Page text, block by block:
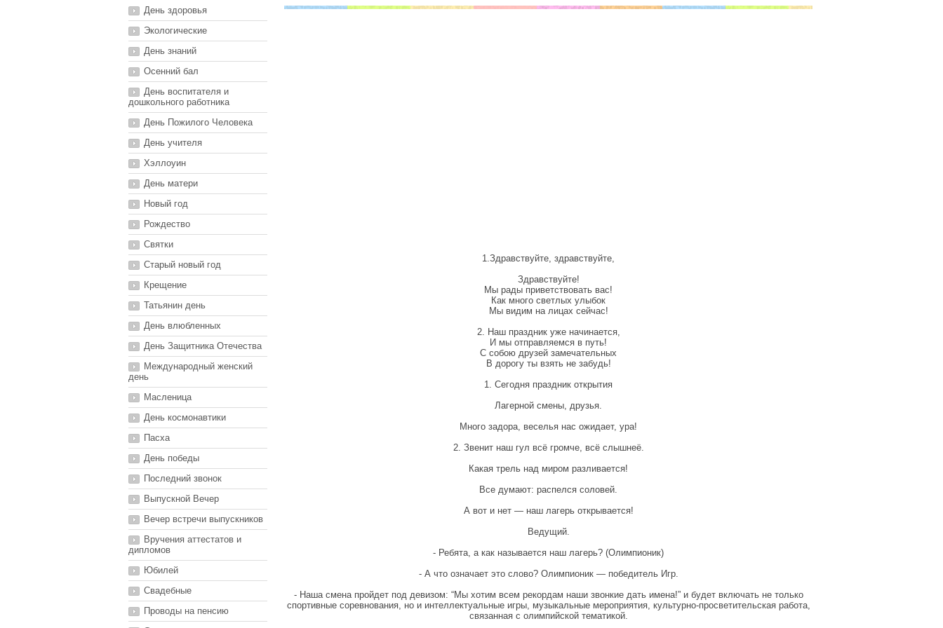
День здоровья
Экологические
День знаний
Осенний бал
День воспитателя и
дошкольного работника
День Пожилого Человека
День учителя
Хэллоуин
День матери
Новый год
Рождество
Святки
Старый новый год
Крещение
Татьянин день
День влюбленных
День Защитника Отечества
Международный женский
день
Масленица
День космонавтики
Пасха
День победы
Последний звонок
Выпускной Вечер
Вечер встречи выпускников
Вручения аттестатов и
дипломов
Юбилей
Свадебные
Проводы на пенсию
1.Здравствуйте, здравствуйте,
Здравствуйте!
Мы рады приветствовать вас!
Как много светлых улыбок
Мы видим на лицах сейчас!
2. Наш праздник уже начинается,
И мы отправляемся в путь!
С собою друзей замечательных
В дорогу ты взять не забудь!
1. Сегодня праздник открытия
Лагерной смены, друзья.
Много задора, веселья нас ожидает, ура!
2. Звенит наш гул всё громче, всё слышнеё.
Какая трель над миром разливается!
Все думают: распелся соловей.
А вот и нет — наш лагерь открывается!
Ведущий.
- Ребята, а как называется наш лагерь? (Олимпионик)
- А что означает это слово? Олимпионик — победитель Игр.
- Наша смена пройдет под девизом: “Мы хотим всем рекордам наши звонкие дать имена!” и будет включать не только
спортивные соревнования, но и интеллектуальные игры, музыкальные мероприятия, культурно-просветительская работа,
связанная с олимпийской тематикой.